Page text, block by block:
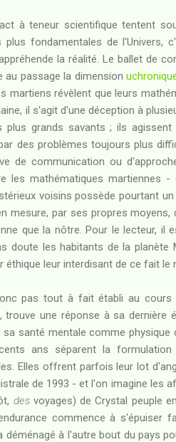
à teneur scientifique tentent
fondamentales de
la réalité. Le ballet de
au passage la dimension
martiens révèlent que leurs
il s'agit d'une déception à
plus grands savants ; ils
des problèmes toujours plus
de communication ou
les mathématiques
voisins possède pourtant
mesure, par ses propres
que la nôtre. Pour le lecteur, il
doute les habitants de la
éthique leur interdisant de ce fait le
pas tout à fait établi au cours
trouve une réponse à sa
santé mentale comme
ans séparent la
Elles offrent parfois leur lot
de 1993 - et l'on imagine les
desvoyages) de Crystal peuple
commence à s'épuiser
déménagé à l'autre bout du pays